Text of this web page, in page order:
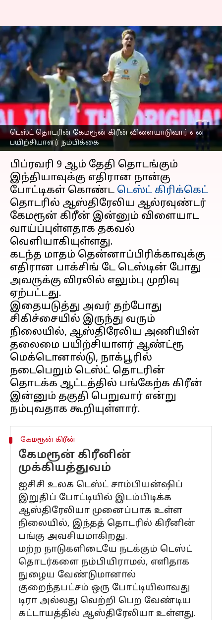
டெஸ்ட் தொடரின் கேமரூன் கிரீன் விளையாடுவார் என
பயிற்சியாளர் நம்பிக்கை
பார்டர்-கவாஸ்கர் டெஸ்ட் :
முதல் போட்டியிலேயே
கேமரூன் கிரீன் ஆடுவார்!
ஆஸி. பயிற்சியாளர்
நம்பிக்கை!
எழுதியவர் Sekar Chinnappan Jan 30, 2023 06:42 pm
செய்தி முன்னோட்டம்
பிப்ரவரி 9 ஆம் தேதி தொடங்கும்
இந்தியாவுக்கு எதிரான நான்கு
போட்டிகள் கொண்ட டெஸ்ட் கிரிக்கெட்
தொடரில் ஆஸ்திரேலிய ஆல்ரவுண்டர்
கேமரூன் கிரீன் இன்னும் விளையாட
வாய்ப்புள்ளதாக தகவல்
வெளியாகியுள்ளது.
கடந்த மாதம் தென்னாப்பிரிக்காவுக்கு
எதிரான பாக்சிங் டே டெஸ்டின் போது
அவருக்கு விரலில் எலும்பு முறிவு
ஏற்பட்டது.
இதையடுத்து அவர் தற்போது
சிகிச்சையில் இருந்து வரும்
நிலையில், ஆஸ்திரேலிய அணியின்
தலைமை பயிற்சியாளர் ஆண்ட்ரூ
மெக்டொனால்டு, நாக்பூரில்
நடைபெறும் டெஸ்ட் தொடரின்
தொடக்க ஆட்டத்தில் பங்கேற்க கிரீன்
இன்னும் தகுதி பெறுவார் என்று
கேமரூன் கிரீன்
கேமரூன் கிரீனின்
முக்கியத்துவம்
ஐசிசி உலக டெஸ்ட் சாம்பியன்ஷிப்
இறுதிப் போட்டியில் இடம்பிடிக்க
ஆஸ்திரேலியா முனைப்பாக உள்ள
நிலையில், இந்தத் தொடரில் கிரீனின்
பங்கு அவசியமாகிறது.
மற்ற நாடுகளிடையே நடக்கும் டெஸ்ட்
தொடர்களை நம்பியிராமல், எளிதாக
நுழைய வேண்டுமானால்
குறைந்தபட்சம் ஒரு போட்டியிலாவது
டிரா அல்லது வெற்றி பெற வேண்டிய
கட்டாயத்தில் ஆஸ்திரேலியா உள்ளது.